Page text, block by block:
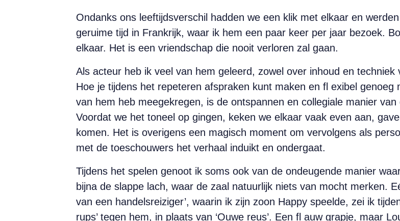
Ondanks ons leeftijdsverschil hadden we een klik met elkaar en
geruime tijd in Frankrijk, waar ik hem een paar keer per jaar bezoek.
elkaar. Het is een vriendschap die nooit verloren zal gaan.
Als acteur heb ik veel van hem geleerd, zowel over inhoud en
Hoe je tijdens het repeteren afspraken kunt maken en fl exibel
van hem heb meegekregen, is de ontspannen en collegiale manier
Voordat we het toneel op gingen, keken we elkaar vaak even aan,
komen. Het is overigens een magisch moment om vervolgens als
met de toeschouwers het verhaal induikt en ondergaat.
Tijdens het spelen genoot ik soms ook van de ondeugende manier
bijna de slappe lach, waar de zaal natuurlijk niets van mocht merken.
van een handelsreiziger’, waarin ik zijn zoon Happy speelde, zei ik
rups’ tegen hem, in plaats van ‘Ouwe reus’. Een fl auw grapje, maar